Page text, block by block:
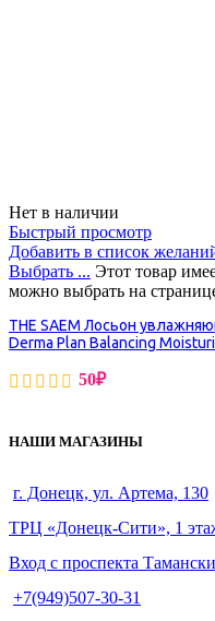
Нет в наличии
Быстрый просмотр
Добавить в список
Выбрать ... Этот товар
можно выбрать на
THE SAEM Лосьон
Derma Plan Balancing
50₽
НАШИ МАГАЗИНЫ
г. Донецк, ул. Артема, 130
ТРЦ «Донецк-Сити», 1
Вход с проспекта
+7(949)507-30-31